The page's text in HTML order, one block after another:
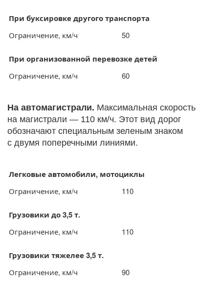
При буксировке другого транспорта
Ограничение, км/ч 50
При организованной перевозке детей
Ограничение, км/ч 60
На автомагистрали. Максимальная скорость
на магистрали — 110 км/ч. Этот вид дорог
обозначают специальным зеленым знаком
с двумя поперечными линиями.
Легковые автомобили, мотоциклы
Ограничение, км/ч 110
Грузовики до 3,5 т.
Ограничение, км/ч 110
Грузовики тяжелее 3,5 т.
Ограничение, км/ч 90